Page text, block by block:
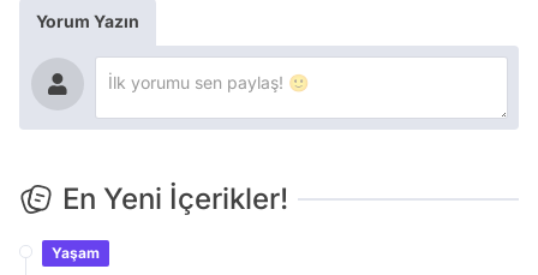
Yorum Yazın
En Yeni İçerikler!
Yaşam